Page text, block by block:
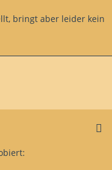
bringt aber leider kein